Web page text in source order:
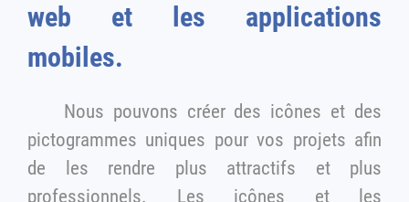
web et les applications
mobiles.
Nous pouvons créer des icônes et des
pictogrammes uniques pour vos projets afin
de les rendre plus attractifs et plus
professionnels. Les icônes et les